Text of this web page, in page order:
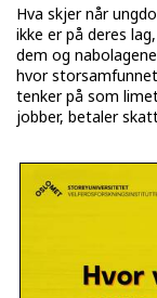
Hva skjer når
ikke er på deres
dem og
hvor
tenker på som
jobber, betaler